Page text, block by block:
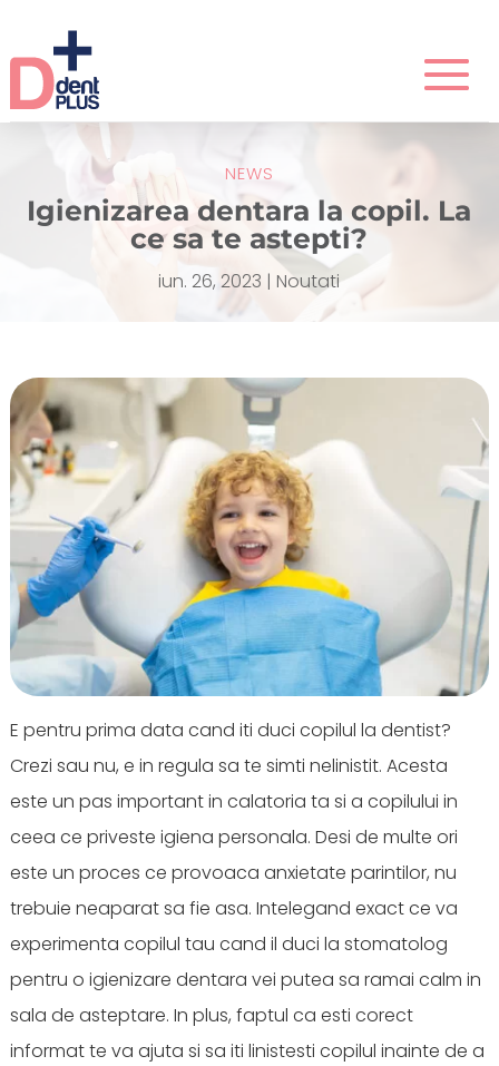
NEWS
Igienizarea dentara la copil. La
ce sa te astepti?
iun. 26, 2023 |Noutati
E pentru prima data cand iti duci copilul la dentist?
Crezi sau nu, e in regula sa te simti nelinistit. Acesta
este un pas important in calatoria ta si a copilului in
ceea ce priveste igiena personala. Desi de multe ori
este un proces ce provoaca anxietate parintilor, nu
trebuie neaparat sa fie asa. Intelegand exact ce va
experimenta copilul tau cand il duci la stomatolog
pentru o igienizare dentara vei putea sa ramai calm in
sala de asteptare. In plus, faptul ca esti corect
informat te va ajuta si sa iti linistesti copilul inainte de a